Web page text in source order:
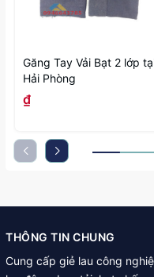
Găng Tay Vải Bạt 2 lớp
Hải Phòng
₫
THÔNG TIN CHUNG
Cung cấp giẻ lau công